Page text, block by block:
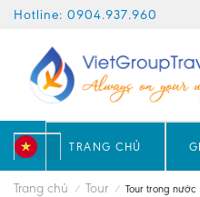
Skip
content
Hotline: 0904.937.960
TRANG CHỦ
Trang chủ / Tour / Tour trong nước